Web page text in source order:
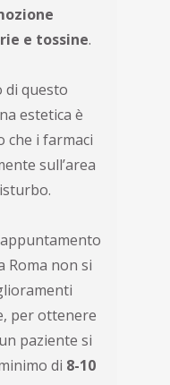
e tossine.
di questo
estetica è
che i farmaci
sull’area
Roma non si
per ottenere
paziente si
di 8-10